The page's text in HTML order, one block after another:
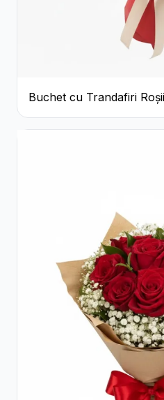
Buchet cu Trandafiri
Gypsophila